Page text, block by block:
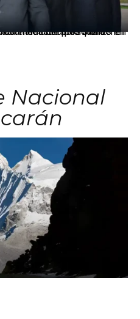
mediante inversiones en comercio, educación, salud e industria pesquera.
Nacional